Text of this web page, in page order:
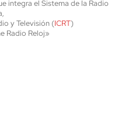
integra el Sistema de la Radio
y Televisión (ICRT)
Radio Reloj»